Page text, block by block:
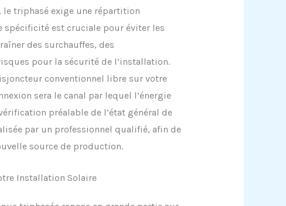
le triphasé exige une répartition
est cruciale pour éviter les
des surchauffes, des
pour la sécurité de l’installation.
conventionnel libre sur votre
sera le canal par lequel l’énergie
préalable de l’état général de
par un professionnel qualifié, afin de
source de production.
Installation Solaire